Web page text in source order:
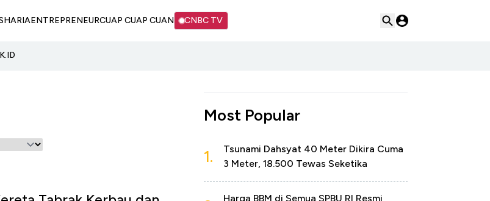
ENTREPRENEURCUAP CUAP CUAN CNBC TV
Most Popular
1.
Tsunami Dahsyat 40 Meter Dikira Cuma
3 Meter, 18.500 Tewas Seketika
Harga BBM di Semua SPBU RI Resmi